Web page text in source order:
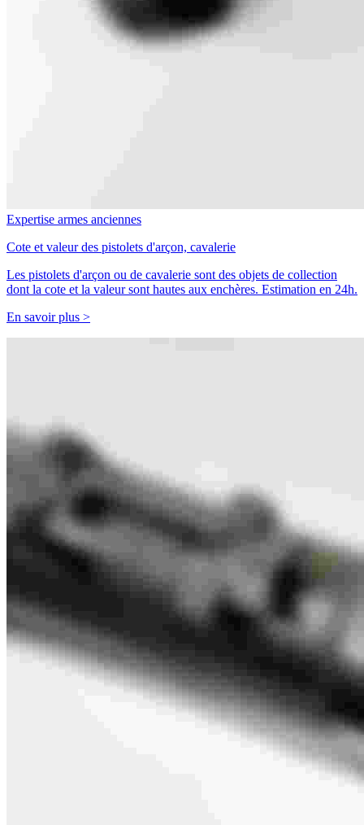
Expertise armes anciennes
Cote et valeur des pistolets d'arçon, cavalerie
Les pistolets d'arçon ou de cavalerie sont des objets de collection
dont la cote et la valeur sont hautes aux enchères. Estimation en 24h.
En savoir plus >